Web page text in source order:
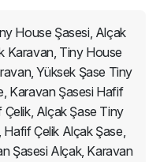
House Şasesi, Alçak
Karavan, Tiny House
Yüksek Şase Tiny
Karavan Şasesi Hafif
Alçak Şase Tiny
Çelik Alçak Şase,
Şasesi Alçak, Karavan